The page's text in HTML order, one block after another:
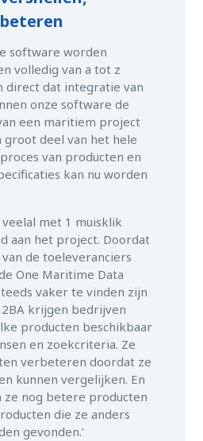
software worden
volledig van a tot z
direct dat integratie van
onze software de
een maritiem project
groot deel van het hele
van producten en
kan nu worden
met 1 muisklik
aan het project. Doordat
de toeleveranciers
One Maritime Data
vaker te vinden zijn
krijgen bedrijven
producten beschikbaar
en zoekcriteria. Ze
verbeteren doordat ze
kunnen vergelijken. En
nog betere producten
die ze anders
gevonden.’